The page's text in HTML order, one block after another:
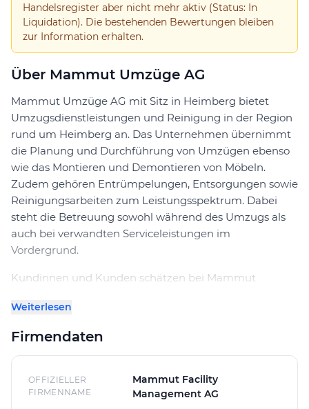
Handelsregister aber nicht mehr aktiv (Status: In
Liquidation). Die bestehenden Bewertungen bleiben
zur Information erhalten.
Über Mammut Umzüge AG
Mammut Umzüge AG mit Sitz in Heimberg bietet
Umzugsdienstleistungen und Reinigung in der Region
rund um Heimberg an. Das Unternehmen übernimmt
die Planung und Durchführung von Umzügen ebenso
wie das Montieren und Demontieren von Möbeln.
Zudem gehören Entrümpelungen, Entsorgungen sowie
Reinigungsarbeiten zum Leistungsspektrum. Dabei
steht die Betreuung sowohl während des Umzugs als
auch bei verwandten Serviceleistungen im
Vordergrund.
Kundinnen und Kunden schätzen bei Mammut
zuvorkommende Art der Mitarbeitenden. Der
Kundenservice ist bemüht, auf Anliegen rasch zu
reagieren und bei Unzufriedenheit nachzubessern. Die
Arbeitsorganisation erfolgt meist zügig und genau.
Allerdings können unerwartete Umstände wie
Platzmangel zu zusätzlichen Fahrtkosten führen, was
Weiterlesen
Firmendaten
OFFIZIELLER
FIRMENNAME
Mammut Facility
Management AG